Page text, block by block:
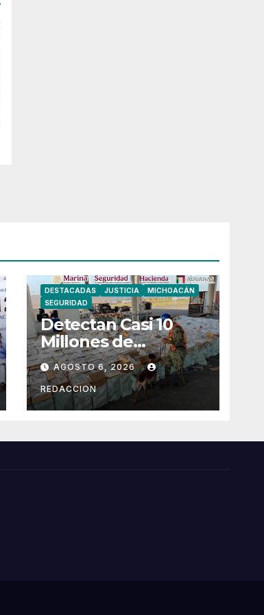
DESTACADAS JUSTICIA
MICHOACÁN
SEGURIDAD
Detectan Casi 10
Millones de
Cigarrillos Apócrifos
en Lázaro Cárdenas
AGOSTO 6, 2026
REDACCION